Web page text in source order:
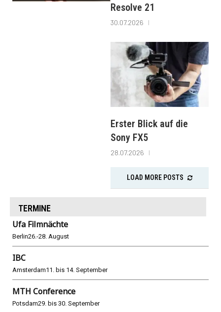
Resolve 21
30.07.2026
Erster Blick auf die
Sony FX5
28.07.2026
LOAD MORE POSTS
TERMINE
Ufa Filmnächte
Berlin26.-28. August
IBC
Amsterdam11. bis 14. September
MTH Conference
Potsdam29. bis 30. September